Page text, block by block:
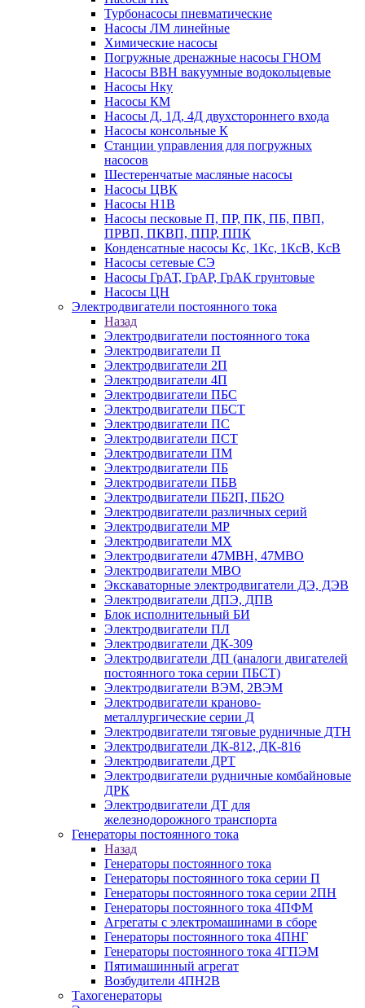
Турбонасосы пневматические
Насосы ЛМ линейные
Химические насосы
Погружные дренажные насосы ГНОМ
Насосы ВВН вакуумные водокольцевые
Насосы Нку
Насосы КМ
Насосы Д, 1Д, 4Д двухстороннего входа
Насосы консольные К
Станции управления для погружных
насосов
Шестеренчатые масляные насосы
Насосы ЦВК
Насосы Н1В
Насосы песковые П, ПР, ПК, ПБ, ПВП,
ПРВП, ПКВП, ППР, ППК
Конденсатные насосы Кс, 1Кс, 1КсВ, КсВ
Насосы сетевые СЭ
Насосы ГрАТ, ГрАР, ГрАК грунтовые
Насосы ЦН
Электродвигатели постоянного тока
Назад
Электродвигатели постоянного тока
Электродвигатели П
Электродвигатели 2П
Электродвигатели 4П
Электродвигатели ПБС
Электродвигатели ПБСТ
Электродвигатели ПС
Электродвигатели ПСТ
Электродвигатели ПМ
Электродвигатели ПБ
Электродвигатели ПБВ
Электродвигатели ПБ2П, ПБ2О
Электродвигатели различных серий
Электродвигатели МР
Электродвигатели MX
Электродвигатели 47MBH, 47МВО
Электродвигатели MBO
Экскаваторные электродвигатели ДЭ, ДЭВ
Электродвигатели ДПЭ, ДПВ
Блок исполнительный БИ
Электродвигатели ПЛ
Электродвигатели ДК-309
Электродвигатели ДП (аналоги двигателей
постоянного тока серии ПБСТ)
Электродвигатели ВЭМ, 2ВЭМ
Электродвигатели краново-
металлургические серии Д
Электродвигатели тяговые рудничные ДТН
Электродвигатели ДК-812, ДК-816
Электродвигатели ДРТ
Электродвигатели рудничные комбайновые
ДРК
Электродвигатели ДТ для
железнодорожного транспорта
Генераторы постоянного тока
Назад
Генераторы постоянного тока
Генераторы постоянного тока серии П
Генераторы постоянного тока серии 2ПН
Генераторы постоянного тока 4ПФМ
Агрегаты с электромашинами в сборе
Генераторы постоянного тока 4ПНГ
Генераторы постоянного тока 4ГПЭМ
Пятимашинный агрегат
Возбудители 4ПН2В
Тахогенераторы